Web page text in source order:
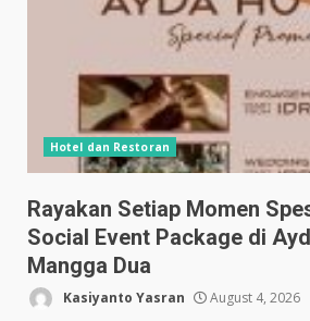
Hotel dan Restoran
Rayakan Setiap Momen
Social Event Package di
Mangga Dua
Kasiyanto Yasran August 4, 2026